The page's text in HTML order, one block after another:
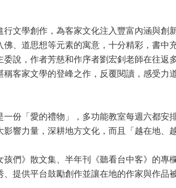
文學創作，為客家文化注入豐富內涵與創
、道思想等元素的寓意，十分精彩，書中
說，作者芳慈和作序者劉宏釗老師在往返
客家文學的登峰之作，反覆閱讀，感受力
份「愛的禮物」，多功能教室每週六都安
響力量，深耕地方文化，而且「越在地、
們》散文集、半年刊《聽看台中客》的專
提供平台鼓勵創作並讓在地的作家與作品